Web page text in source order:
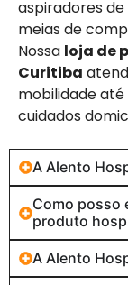
aspiradores
meias de
Nossa loja de
Curitiba
mobilidade
cuidados
A Alento
Como posso
produto
A Alento